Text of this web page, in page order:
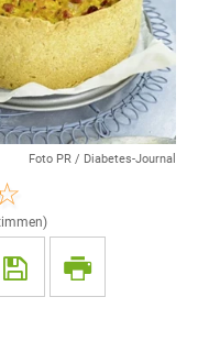
Foto PR / Diabetes-Journal